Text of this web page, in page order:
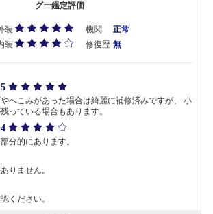
グー鑑定評価
装 機関
正常
装
修復歴 無
5
へこみがあった場合は綺麗に補修済みですが、 小
っている場合もあります。
4
分的にあります。
りません。
ください。